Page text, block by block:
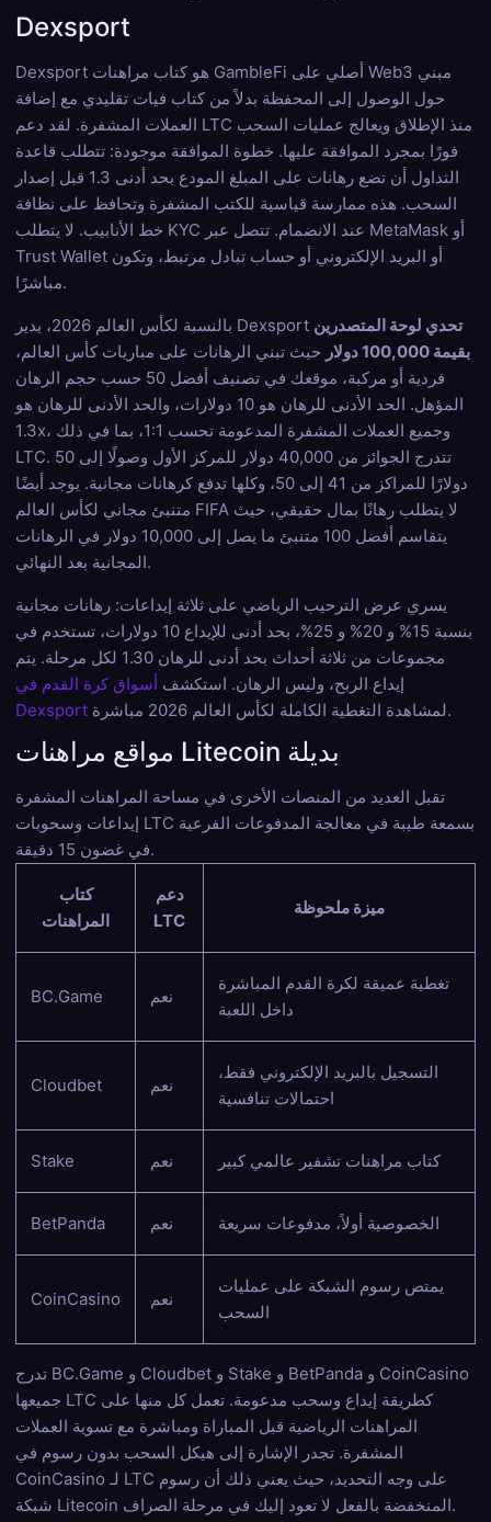
Dexsport
Dexsport هو كتاب مراهنات GambleFi أصلي على Web3 مبني
حول الوصول إلى المحفظة بدلاً من كتاب فيات تقليدي مع إضافة
العملات المشفرة. لقد دعم LTC منذ الإطلاق ويعالج عمليات السحب
فورًا بمجرد الموافقة عليها. خطوة الموافقة موجودة: تتطلب قاعدة
التداول أن تضع رهانات على المبلغ المودع بحد أدنى 1.3 قبل إصدار
السحب. هذه ممارسة قياسية للكتب المشفرة وتحافظ على نظافة
خط الأنابيب. لا يتطلب KYC عند الانضمام. تتصل عبر MetaMask أو
Trust Wallet أو البريد الإلكتروني أو حساب تبادل مرتبط، وتكون
مباشرًا.
بالنسبة لكأس العالم 2026، يدير Dexsport تحدي لوحة المتصدرين
بقيمة 100,000 دولار
حيث تبني الرهانات على مباريات كأس العالم،
فردية أو مركبة، موقعك في تصنيف أفضل 50 حسب حجم الرهان
المؤهل. الحد الأدنى للرهان هو 10 دولارات، والحد الأدنى للرهان هو
1.3x، وجميع العملات المشفرة المدعومة تحسب 1:1، بما في ذلك
LTC. تتدرج الجوائز من 40,000 دولار للمركز الأول وصولًا إلى 50
دولارًا للمراكز من 41 إلى 50، وكلها تدفع كرهانات مجانية. يوجد أيضًا
متنبئ مجاني لكأس العالم FIFA لا يتطلب رهانًا بمال حقيقي، حيث
يتقاسم أفضل 100 متنبئ ما يصل إلى 10,000 دولار في الرهانات
المجانية بعد النهائي.
يسري عرض الترحيب الرياضي على ثلاثة إيداعات: رهانات مجانية
بنسبة 15% و 20% و 25%، بحد أدنى للإيداع 10 دولارات، تستخدم في
مجموعات من ثلاثة أحداث بحد أدنى للرهان 1.30 لكل مرحلة. يتم
إيداع الربح، وليس الرهان. استكشف أسواق كرة القدم في
Dexsport
لمشاهدة التغطية الكاملة لكأس العالم 2026 مباشرة.
مواقع مراهنات Litecoin بديلة
تقبل العديد من المنصات الأخرى في مساحة المراهنات المشفرة
إيداعات وسحوبات LTC بسمعة طيبة في معالجة المدفوعات الفرعية
في غضون 15 دقيقة.
كتاب
المراهنات
دعم
LTC
ميزة ملحوظة
BC.Game نعم
تغطية عميقة لكرة القدم المباشرة
داخل اللعبة
Cloudbet نعم
التسجيل بالبريد الإلكتروني فقط،
احتمالات تنافسية
Stake نعم كتاب مراهنات تشفير عالمي كبير
BetPanda نعم الخصوصية أولاً، مدفوعات سريعة
CoinCasino نعم
يمتص رسوم الشبكة على عمليات
السحب
تدرج BC.Game و Cloudbet و Stake و BetPanda و CoinCasino
جميعها LTC كطريقة إيداع وسحب مدعومة. تعمل كل منها على
المراهنات الرياضية قبل المباراة ومباشرة مع تسوية العملات
المشفرة. تجدر الإشارة إلى هيكل السحب بدون رسوم في
CoinCasino لـ LTC على وجه التحديد، حيث يعني ذلك أن رسوم
شبكة Litecoin المنخفضة بالفعل لا تعود إليك في مرحلة الصراف.